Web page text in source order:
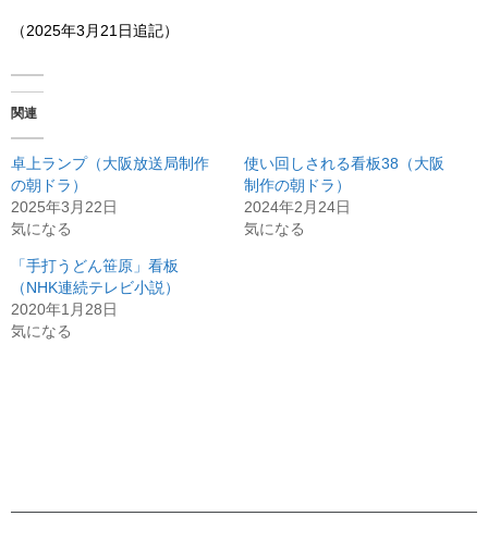
（2025年3月21日追記）
関連
卓上ランプ（大阪放送局制作
の朝ドラ）
2025年3月22日
気になる
使い回しされる看板38（大阪
制作の朝ドラ）
2024年2月24日
気になる
「手打うどん笹原」看板
（NHK連続テレビ小説）
2020年1月28日
気になる